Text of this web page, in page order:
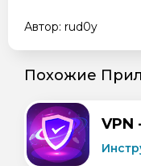
Автор: rud0y
Похожие
VPN